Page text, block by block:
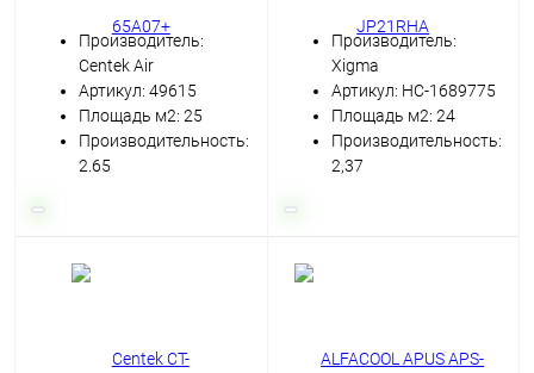
Производитель:
Centek Air
Артикул: 49615
Площадь м2: 25
Производительность:
2.65
Производитель:
Xigma
Артикул: НС-1689775
Площадь м2: 24
Производительность:
2,37